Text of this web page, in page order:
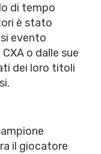
di tempo
è stato
evento
o dalle sue
dei loro titoli
il giocatore